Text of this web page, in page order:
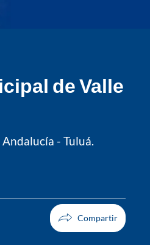
de Valle
- Tuluá.